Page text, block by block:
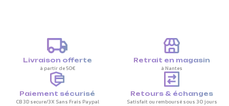
Livraison offerte
à partir de 50€
Retrait en magasin
à Nantes
Paiement sécurisé
CB 3D secure/3X Sans Frais Paypal
Retours & échanges
Satisfait ou remboursé sous 30 jours